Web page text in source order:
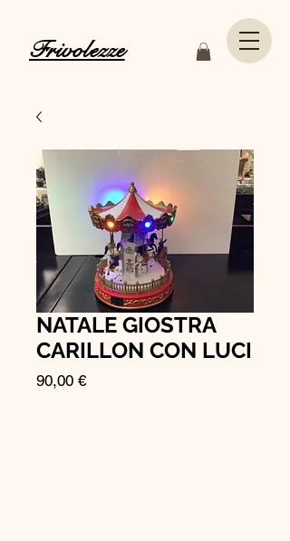
Frivolezze
NATALE GIOSTRA
CARILLON CON LUCI
90,00 €Prezzo